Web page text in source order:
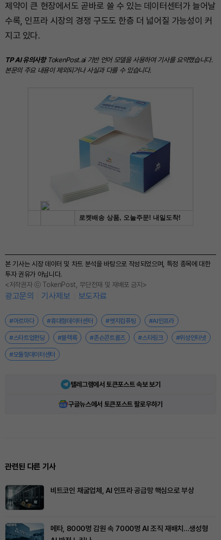
제약이 큰 현장에서도 곧바로 쓸 수 있는 데이터센터가 늘어날
수록, 인프라 시장의 경쟁 구도도 한층 더 넓어질 가능성이 커
지고 있다.
TP AI 유의사항TokenPost.ai 기반 언어 모델을 사용하여 기사를 요약했습니다.
본문의 주요 내용이 제외되거나 사실과 다를 수 있습니다.
본 기사는 시장 데이터 및 차트 분석을 바탕으로 작성되었으며, 특정 종목에 대한
투자 권유가 아닙니다.
<저작권자 ⓒ TokenPost, 무단전재 및 재배포 금지>
광고문의 기사제보 보도자료
#아르마다 #휴대형데이터센터 #엣지컴퓨팅 #AI인프라
#스타트업펀딩 #블랙록 #존슨콘트롤즈 #스타링크 #위성인터넷
#모듈형데이터센터
텔레그램에서 토큰포스트 속보 보기
구글뉴스에서 토큰포스트 팔로우하기
관련된 다른 기사
비트코인 채굴업체, AI 인프라 공급망 핵심으로 부상
메타, 8000명 감원 속 7000명 AI 조직 재배치…생성형